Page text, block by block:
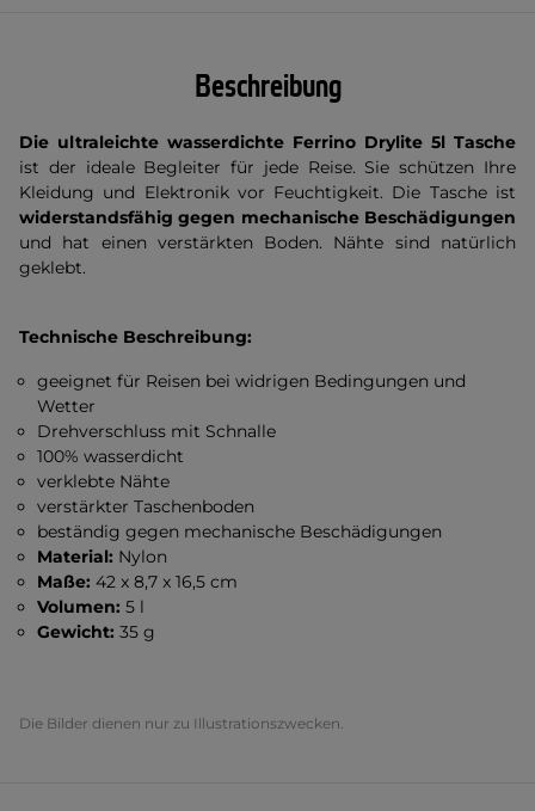
Beschreibung
Die ultraleichte wasserdichte Ferrino Drylite 5l Tasche
ist der ideale Begleiter für jede Reise. Sie schützen Ihre
Kleidung und Elektronik vor Feuchtigkeit. Die Tasche ist
widerstandsfähig gegen mechanische Beschädigungen
und hat einen verstärkten Boden. Nähte sind natürlich
geklebt.
Technische Beschreibung:
geeignet für Reisen bei widrigen Bedingungen und
Wetter
Drehverschluss mit Schnalle
100% wasserdicht
verklebte Nähte
verstärkter Taschenboden
beständig gegen mechanische Beschädigungen
Material: Nylon
Maße: 42 x 8,7 x 16,5 cm
Volumen: 5 l
Gewicht: 35 g
Die Bilder dienen nur zu Illustrationszwecken.